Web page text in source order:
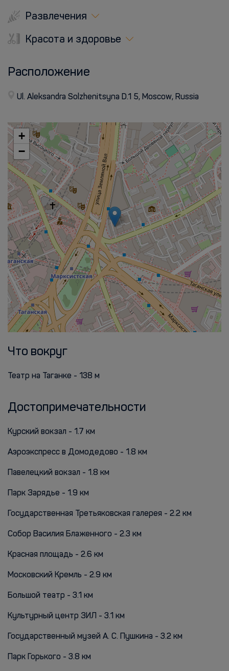
Развлечения
Красота и здоровье
Расположение
Ul. Aleksandra Solzhenitsyna D.1 5, Moscow, Russia
+
−
Что вокруг
Театр на Таганке - 138 м
Достопримечательности
Курский вокзал - 1.7 км
Аэроэкспресс в Домодедово - 1.8 км
Павелецкий вокзал - 1.8 км
Парк Зарядье - 1.9 км
Государственная Третьяковская галерея - 2.2 км
Собор Василия Блаженного - 2.3 км
Красная площадь - 2.6 км
Московский Кремль - 2.9 км
Большой театр - 3.1 км
Культурный центр ЗИЛ - 3.1 км
Государственный музей А. С. Пушкина - 3.2 км
Парк Горького - 3.8 км